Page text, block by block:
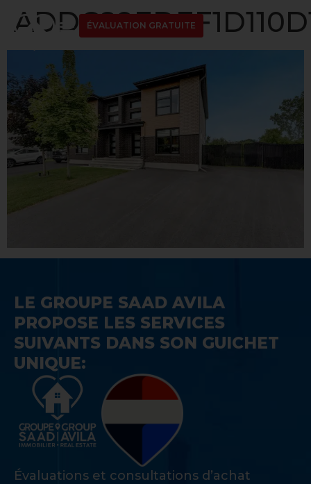
ÉVALUATION GRATUITE
LE GROUPE SAAD AVILA
PROPOSE LES SERVICES
SUIVANTS DANS SON GUICHET
UNIQUE:
Évaluations et consultations d’achat